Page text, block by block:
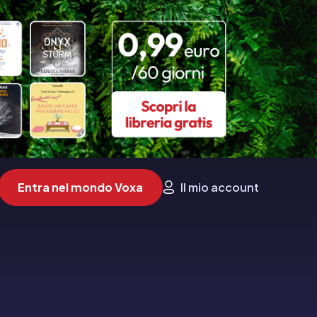
Entra nel mondo Voxa Il mio account